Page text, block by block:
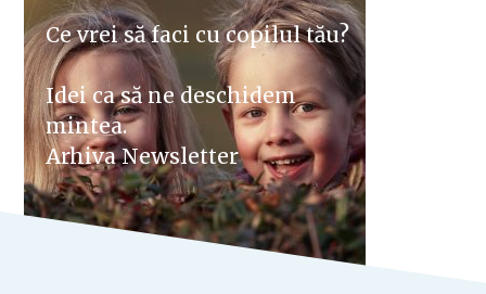
Ce vrei să faci cu copilul tău?
Idei ca să ne deschidem
mintea.
Arhiva Newsletter